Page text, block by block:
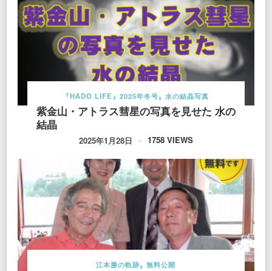
『HADO LIFE』2025年冬号 水の結晶写真
紫金山・アトラス彗星の写真を見せた 水の
結晶
2025年1月28日 1758 VIEWS
江本勝の軌跡 無料公開